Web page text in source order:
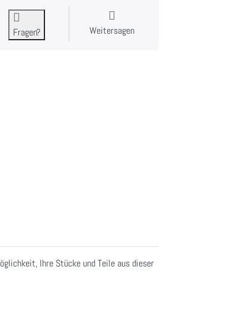
Fragen? Weitersagen
Ihre Stücke und Teile aus dieser